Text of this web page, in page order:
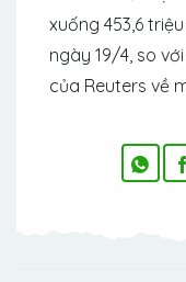
xuống 453,6
ngày 19/4, so
của Reuters về